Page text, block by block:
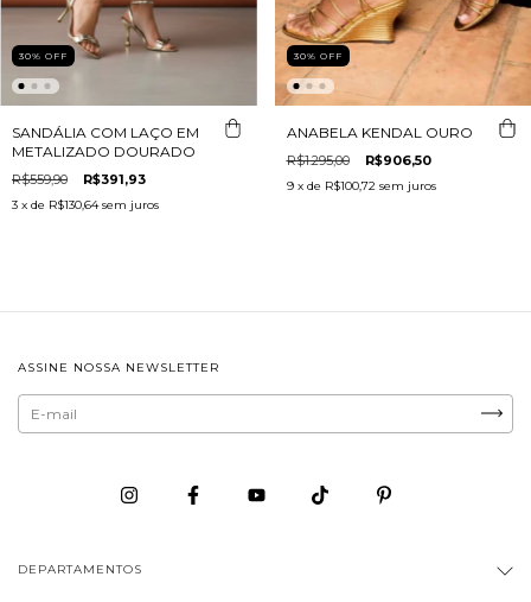
30% OFF
SANDÁLIA COM LAÇO EM
METALIZADO DOURADO
R$559,90 R$391,93
3 x de R$130,64 sem juros
30% OFF
ANABELA KENDAL OURO
R$1.295,00 R$906,50
9 x de R$100,72 sem juros
ASSINE NOSSA NEWSLETTER
DEPARTAMENTOS